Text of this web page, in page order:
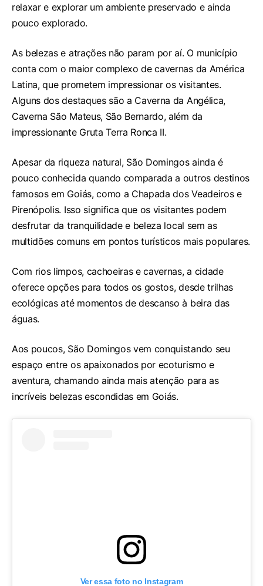
relaxar e explorar um ambiente preservado e ainda
pouco explorado.
As belezas e atrações não param por aí. O município
conta com o maior complexo de cavernas da América
Latina, que prometem impressionar os visitantes.
Alguns dos destaques são a Caverna da Angélica,
Caverna São Mateus, São Bernardo, além da
impressionante Gruta Terra Ronca II.
Apesar da riqueza natural, São Domingos ainda é
pouco conhecida quando comparada a outros destinos
famosos em Goiás, como a Chapada dos Veadeiros e
Pirenópolis. Isso significa que os visitantes podem
desfrutar da tranquilidade e beleza local sem as
multidões comuns em pontos turísticos mais populares.
Com rios limpos, cachoeiras e cavernas, a cidade
oferece opções para todos os gostos, desde trilhas
ecológicas até momentos de descanso à beira das
águas.
Aos poucos, São Domingos vem conquistando seu
espaço entre os apaixonados por ecoturismo e
aventura, chamando ainda mais atenção para as
incríveis belezas escondidas em Goiás.
Ver essa foto no Instagram